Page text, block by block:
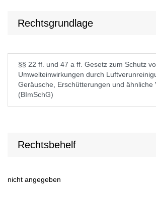
Rechtsgrundlage
§§ 22 ff. und 47 a ff. Gesetz zum Schutz
Umwelteinwirkungen durch
Geräusche, Erschütterungen und ähnliche
(BImSchG)
Rechtsbehelf
nicht angegeben